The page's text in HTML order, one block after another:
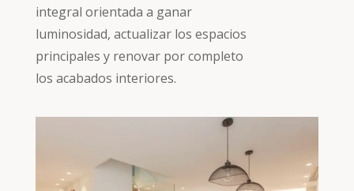
integral orientada a ganar
luminosidad, actualizar los espacios
principales y renovar por completo
los acabados interiores.